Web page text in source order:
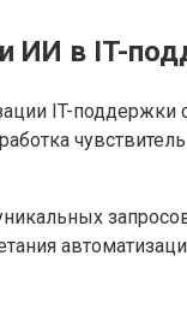
ИИ в IT-
IT-